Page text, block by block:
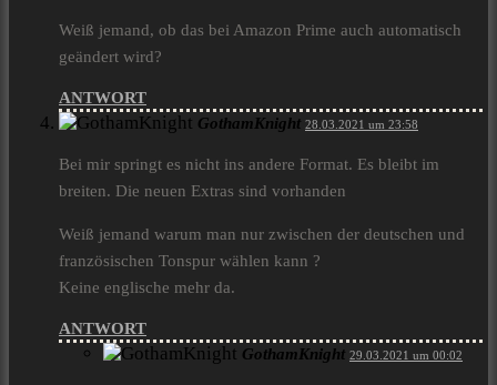
Weiß jemand, ob das bei Amazon Prime auch automatisch
geändert wird?
ANTWORT
GothamKnight 28.03.2021 um 23:58
Bei mir springt es nicht ins andere Format. Es bleibt im
breiten. Die neuen Extras sind vorhanden
Weiß jemand warum man nur zwischen der deutschen und
französischen Tonspur wählen kann ?
Keine englische mehr da.
ANTWORT
GothamKnight 29.03.2021 um 00:02